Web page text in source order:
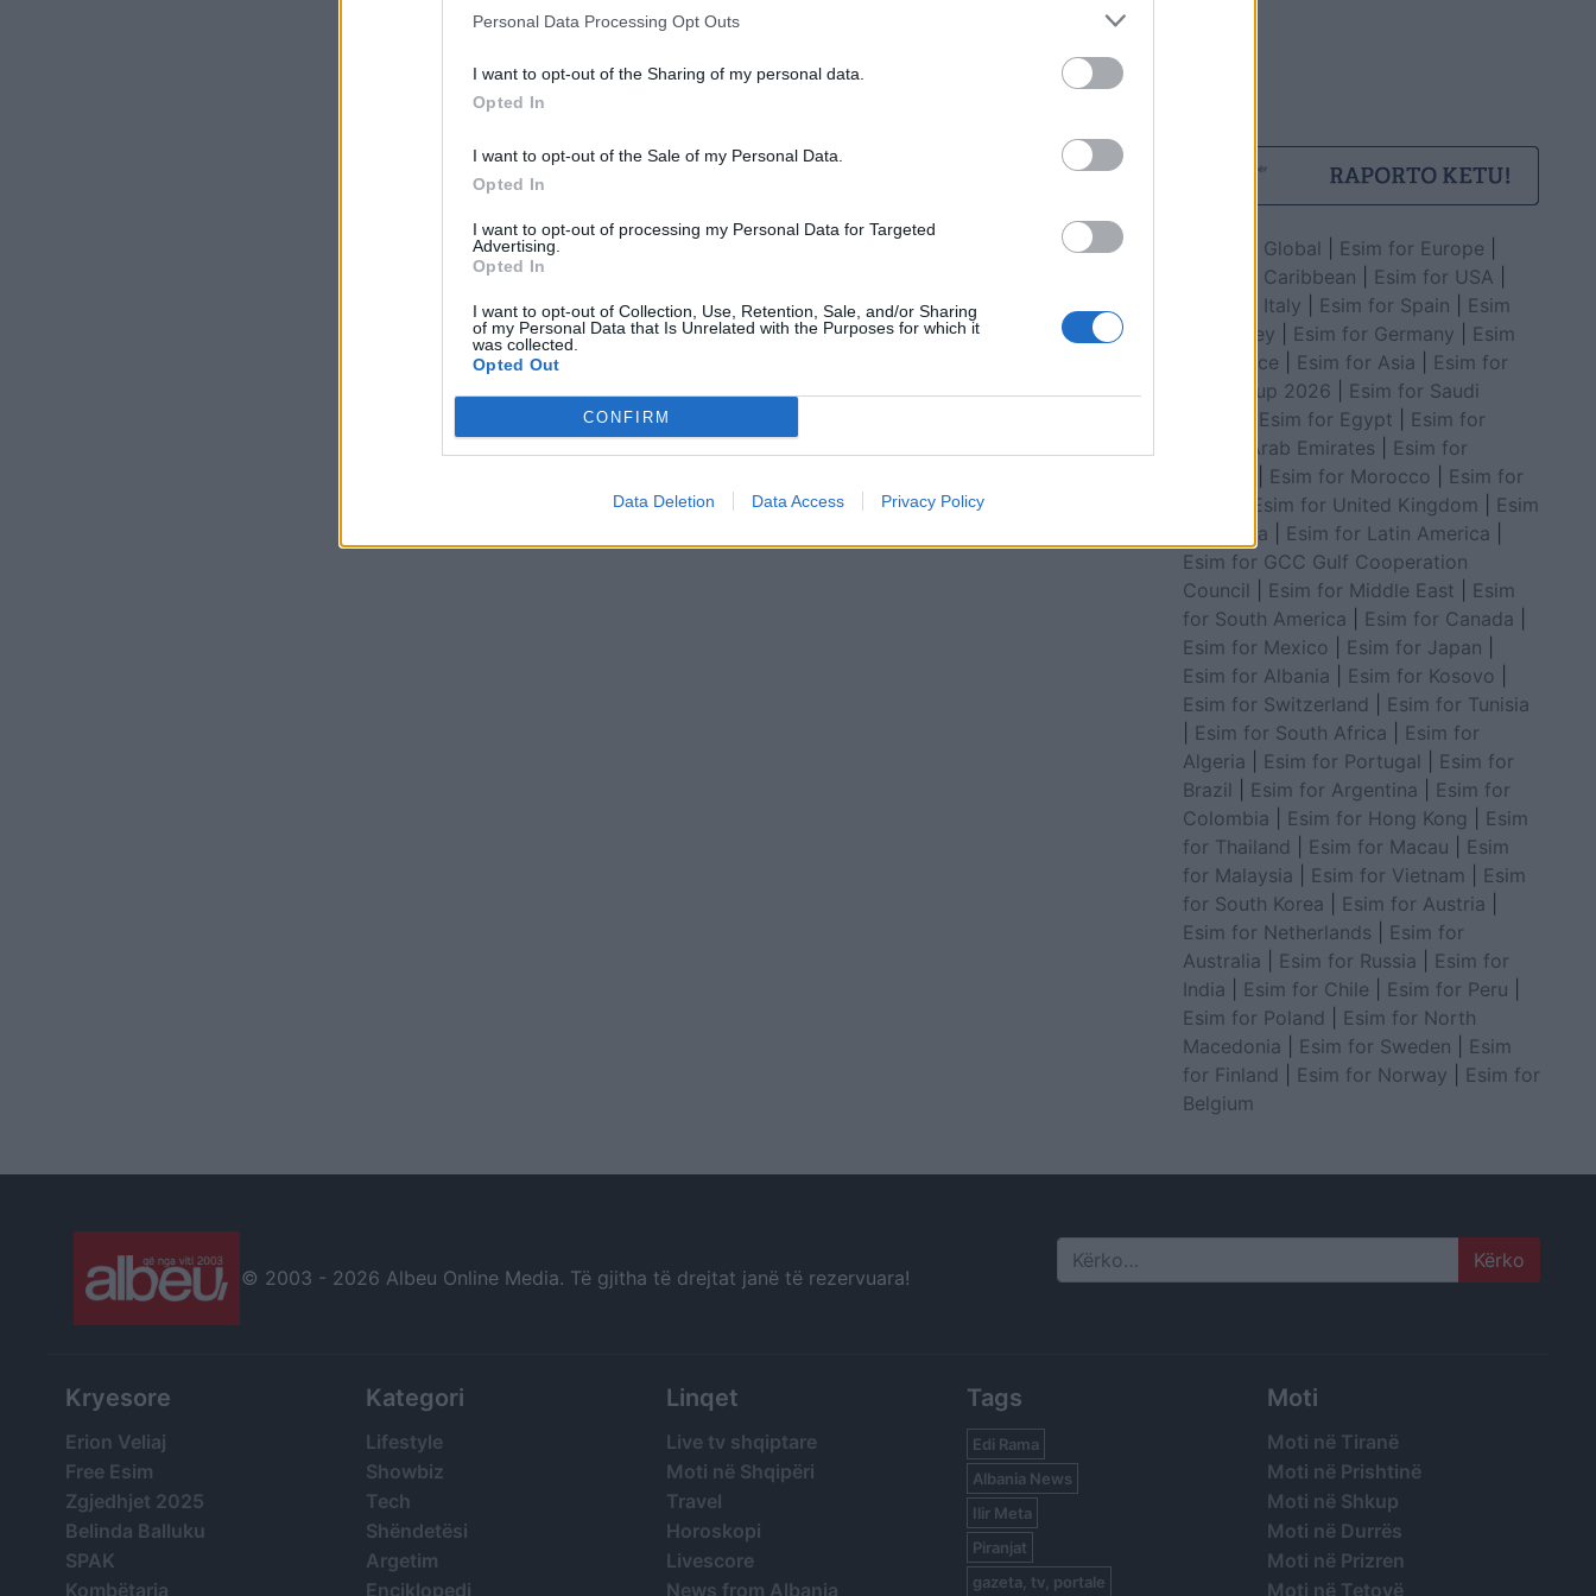
Personal Data Processing Opt Outs
I want to opt-out of the Sharing of my personal data.
Opted In
I want to opt-out of the Sale of my Personal Data.
Opted In
I want to opt-out of processing my Personal Data for Targeted
Advertising.
Opted In
I want to opt-out of Collection, Use, Retention, Sale, and/or Sharing
of my Personal Data that Is Unrelated with the Purposes for which it
was collected.
Opted Out
CONFIRM
Data Deletion Data Access Privacy Policy
Esim for Global Esim for Europe
Esim for Caribbean
Esim for USA
Esim for Italy
Esim for Spain
Esim
for Turkey
Esim for Germany
Esim
for Greece
Esim for Asia
Esim for
World Cup 2026
Esim for Saudi
Esim for Egypt
Esim for
United Arab Emirates
Esim for
Esim for Morocco
Esim for
Esim for United Kingdom
Esim
for Africa
Esim for Latin America
Esim for GCC Gulf Cooperation
Council
Esim for Middle East
Esim
for South America
Esim for Canada
Esim for Mexico
Esim for Japan
Esim for Albania
Esim for Kosovo
Esim for Switzerland
Esim for Tunisia
Esim for South Africa
Esim for
Algeria
Esim for Portugal
Esim for
Brazil
Esim for Argentina
Esim for
Colombia
Esim for Hong Kong
Esim
for Thailand
Esim for Macau
Esim
for Malaysia
Esim for Vietnam
Esim
for South Korea
Esim for Austria
Esim for Netherlands
Esim for
Australia
Esim for Russia
Esim for
India
Esim for Chile Esim for Peru
Esim for Poland
Esim for North
Macedonia
Esim for Sweden
Esim
for Finland
Esim for Norway
Esim for
Belgium
© 2003 - 2026 Albeu Online Media. Të gjitha të drejtat janë të rezervuara! Search
Kryesore
Erion Veliaj
Free Esim
Zgjedhjet 2025
Belinda Balluku
SPAK
Kombëtarja
Kategori
Lifestyle
Showbiz
Tech
Shëndetësi
Argetim
Enciklopedi
Linqet
Live tv shqiptare
Moti në Shqipëri
Travel
Horoskopi
Livescore
News from Albania
Tags
Edi Rama
Albania News
Ilir Meta
Piranjat
gazeta, tv, portale
Moti
Moti në Tiranë
Moti në Prishtinë
Moti në Shkup
Moti në Durrës
Moti në Prizren
Moti në Tetovë